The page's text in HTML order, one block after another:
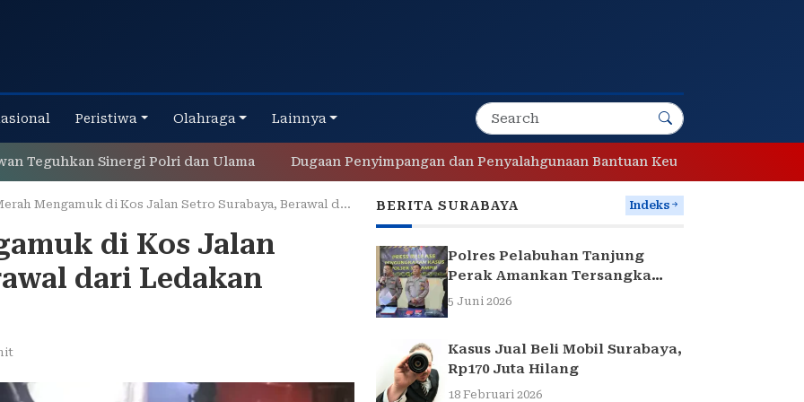
Peristiwa Olahraga Lainnya
Sinergi Polri dan Ulama Dugaan Penyimpangan dan Penyalahgunaan Bantuan Keuangan Desa Tropodo .
Mengamuk di Kos Jalan Setro Surabaya, Berawal dari Ledakan Kulkas Bekas
di Kos Jalan
dari Ledakan
BERITA SURABAYA Indeks
Polres Pelabuhan Tanjung
Perak Amankan Tersangka
Pencuri Komponen Traffic
5 Juni 2026
Kasus Jual Beli Mobil Surabaya,
Rp170 Juta Hilang
18 Februari 2026